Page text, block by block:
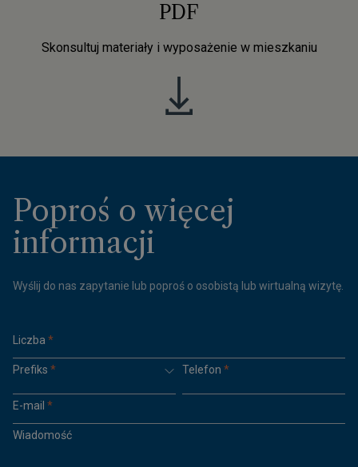
PDF
Skonsultuj materiały i wyposażenie w mieszkaniu
Poproś o więcej
informacji
Wyślij do nas zapytanie lub poproś o osobistą lub wirtualną wizytę.
Liczba *
Prefiks * Telefon *
E-mail *
Wiadomość